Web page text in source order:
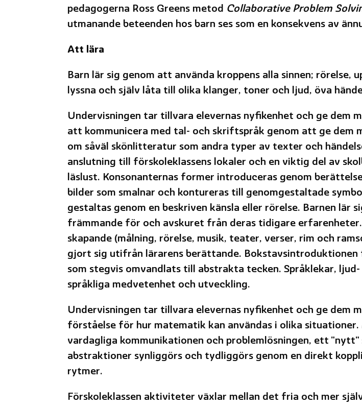
pedagogerna Ross Greens metod Collaborative Problem
utmanande beteenden hos barn ses som en konsekvens av
Att lära
Barn lär sig genom att använda kroppens alla sinnen;
lyssna och själv låta till olika klanger, toner och ljud, öva
Undervisningen tar tillvara elevernas nyfikenhet och ge
att kommunicera med tal- och skriftspråk genom att ge dem
om såväl skönlitteratur som andra typer av texter och
anslutning till förskoleklassens lokaler och en viktig del av
läslust. Konsonanternas former introduceras genom
bilder som smalnar och kontureras till genomgestaltade
gestaltas genom en beskriven känsla eller rörelse. Barnen
främmande för och avskuret från deras tidigare
skapande (målning, rörelse, musik, teater, verser, rim och
gjort sig utifrån lärarens berättande.
som stegvis omvandlats till abstrakta tecken. Språklekar,
språkliga medvetenhet och utveckling.
Undervisningen tar tillvara elevernas nyfikenhet och ge
förståelse för hur matematik kan användas i olika
vardagliga kommunikationen och problemlösningen, ett
abstraktioner synliggörs och tydliggörs genom en direkt
rytmer.
Förskoleklassen aktiviteter växlar mellan det fria och mer